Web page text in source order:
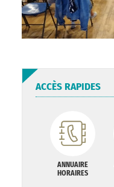
ACCÈS RAPIDES
ANNUAIRE
HORAIRES